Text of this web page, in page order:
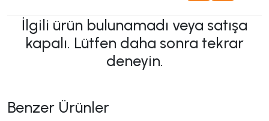
İlgili ürün bulunamadı veya satışa
kapalı. Lütfen daha sonra tekrar
deneyin.
Benzer Ürünler